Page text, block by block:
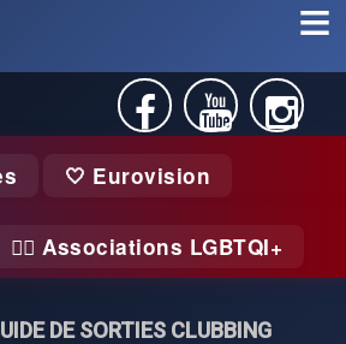
🤍 Eurovision
🏃‍♂️ Associations LGBTQI+
DE SORTIES CLUBBING